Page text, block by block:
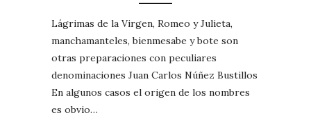
Lágrimas de la Virgen, Romeo y Julieta,
manchamanteles, bienmesabe y bote son
otras preparaciones con peculiares
denominaciones Juan Carlos Núñez Bustillos
En algunos casos el origen de los nombres
es obvio…